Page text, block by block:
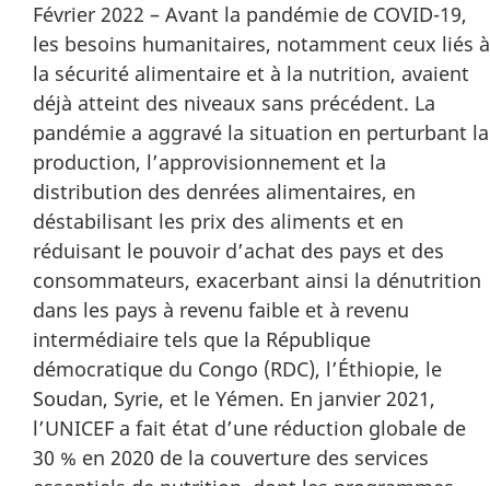
Février 2022 – Avant la pandémie de COVID-19,
les besoins humanitaires, notamment ceux liés à
la sécurité alimentaire et à la nutrition, avaient
déjà atteint des niveaux sans précédent. La
pandémie a aggravé la situation en perturbant la
production, l’approvisionnement et la
distribution des denrées alimentaires, en
déstabilisant les prix des aliments et en
réduisant le pouvoir d’achat des pays et des
consommateurs, exacerbant ainsi la dénutrition
dans les pays à revenu faible et à revenu
intermédiaire tels que la République
démocratique du Congo (RDC), l’Éthiopie, le
Soudan, Syrie, et le Yémen. En janvier 2021,
l’UNICEF a fait état d’une réduction globale de
30 % en 2020 de la couverture des services